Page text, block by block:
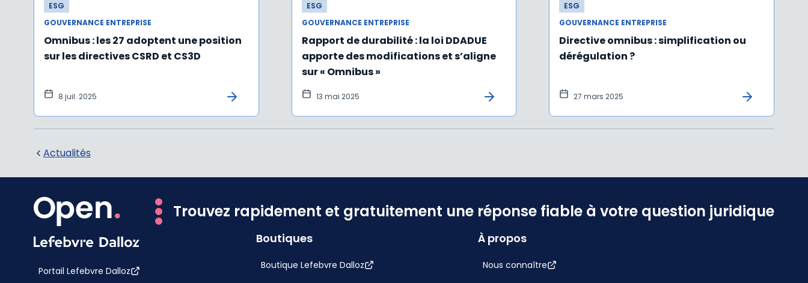
ESG
GOUVERNANCE ENTREPRISE
Omnibus : les 27 adoptent une position
sur les directives CSRD et CS3D
8 juil. 2025
ESG
GOUVERNANCE ENTREPRISE
Rapport de durabilité : la loi DDADUE
apporte des modifications et s’aligne
sur « Omnibus »
13 mai 2025
ESG
GOUVERNANCE ENTREPRISE
Directive omnibus : simplification ou
dérégulation ?
27 mars 2025
Actualités
Trouvez rapidement et gratuitement une réponse fiable à votre question juridique
Portail Lefebvre Dalloz
Boutiques
Boutique Lefebvre Dalloz
À propos
Nous connaître